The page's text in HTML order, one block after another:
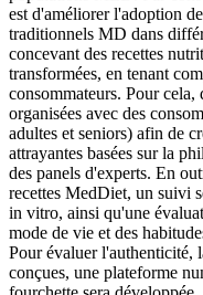
est d'améliorer l'adoption
traditionnels MD dans
concevant des recettes
transformées, en tenant
consommateurs. Pour cela,
organisées avec des
adultes et seniors) afin de
attrayantes basées sur la
des panels d'experts. En
recettes MedDiet, un suivi
in vitro, ainsi qu'une
mode de vie et des
Pour évaluer l'authenticité,
conçues, une plateforme